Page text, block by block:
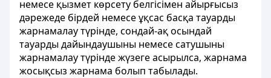
немесе қызмет көрсету белгісімен айырғысыз
дәрежеде бірдей немесе ұқсас басқа тауарды
жарнамалау түрінде, сондай-ақ осындай
тауарды дайындаушыны немесе сатушыны
жарнамалау түрінде жүзеге асырылса, жарнама
жосықсыз жарнама болып табылады.